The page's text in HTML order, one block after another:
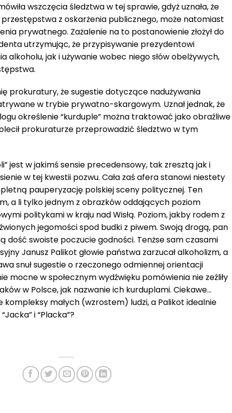
wszczęcia śledztwa w tej sprawie, gdyż uznała, że
z oskarżenia publicznego, może natomiast
prywatnego. Zażalenie na to postanowienie złożył do
utrzymując, że przypisywanie prezydentowi
alkoholu, jak i używanie wobec niego słów obelżywych,
prokuratury, że sugestie dotyczące nadużywania
w trybie prywatno-skargowym. Uznał jednak, że
określenie “kurduple” można traktować jako obraźliwe
prokuraturze przeprowadzić śledztwo w tym
jest w jakimś sensie precedensowy, tak zresztą jak i
w tej kwestii pozwu. Cała zaś afera stanowi niestety
pauperyzację polskiej sceny politycznej. Ten
a li tylko jednym z obrazków oddających poziom
politykami w kraju nad Wisłą. Poziom, jakby rodem z
jegomości spod budki z piwem. Swoją drogą, pan
dość swoiste poczucie godności. Tenżse sam czasami
Janusz Palikot głowie państwa zarzucał alkoholizm, a
snuł sugestie o rzeczonego odmiennej orientacji
mocne w społecznym wydźwięku pomówienia nie zeźliły
w Polsce, jak nazwanie ich kurduplami. Ciekawe…
kompleksy małych (wzrostem) ludzi, a Palikot idealnie
i “Placka”?